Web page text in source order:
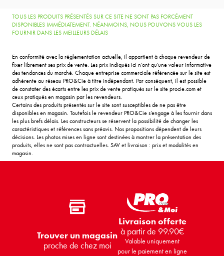
TOUS LES PRODUITS PRÉSENTÉS SUR CE SITE NE SONT PAS FORCÉMENT
DISPONIBLES IMMÉDIATEMENT. NÉANMOINS, NOUS POUVONS VOUS LES
FOURNIR DANS LES MEILLEURS DÉLAIS
En conformité avec la réglementation actuelle, il appartient à chaque revendeur de
fixer librement ses prix de vente. Les prix indiqués ici n’ont qu’une valeur informative
des tendances du marché. Chaque entreprise commerciale référencée sur le site est
adhérente au réseau PRO&Cie à titre indépendant. Par conséquent, il est possible
de constater des écarts entre les prix de vente pratiqués sur le site procie.com et
ceux pratiqués en magasin par les revendeurs.
Certains des produits présentés sur le site sont susceptibles de ne pas être
disponibles en magasin. Toutefois le revendeur PRO&Cie s’engage à les fournir dans
les plus brefs délais. Les constructeurs se réservent la possibilité de changer les
caractéristiques et références sans préavis. Nos propositions dépendent de leurs
décisions. Les photos mises en ligne sont destinées à montrer la présentation des
produits, elles ne sont pas contractuelles. SAV et livraison : prix et modalités en
magasin.
Trouver un magasin
proche de chez moi
Livraison offerte
à partir de 99.90€
Valable uniquement
pour le paiement en ligne